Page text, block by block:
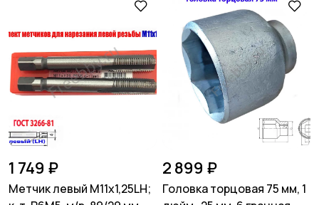
1 749 ₽
Метчик левый М11х1,25LH;
2 899 ₽
Головка торцовая 75 мм, 1